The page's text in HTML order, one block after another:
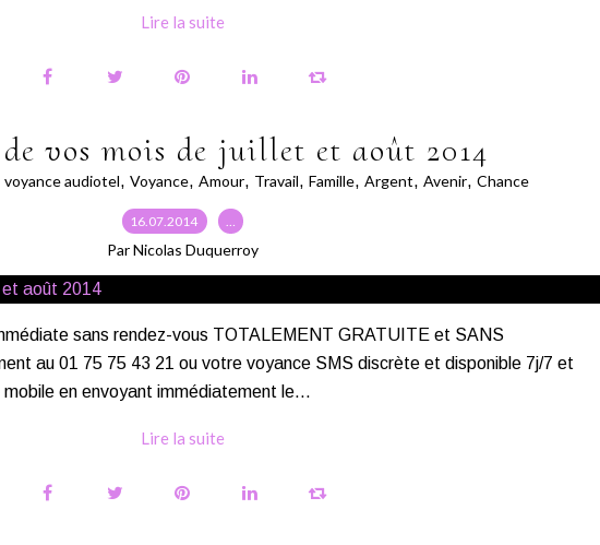
Lire la suite
vos mois de juillet et août 2014
voyance audiotel, Voyance, Amour, Travail, Famille, Argent, Avenir, Chance
16.07.2014 …
Par Nicolas Duquerroy
sans rendez-vous TOTALEMENT GRATUITE et SANS
au 01 75 75 43 21 ou votre voyance SMS discrète et disponible 7j/7 et
en envoyant immédiatement le...
Lire la suite